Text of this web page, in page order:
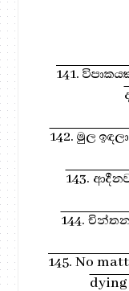
141.
142. මුල
143.
144.
145. No